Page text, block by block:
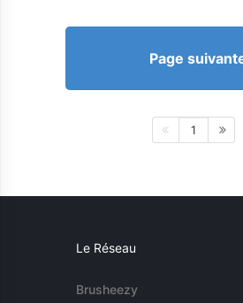
Page
1
Le Réseau
Brusheezy